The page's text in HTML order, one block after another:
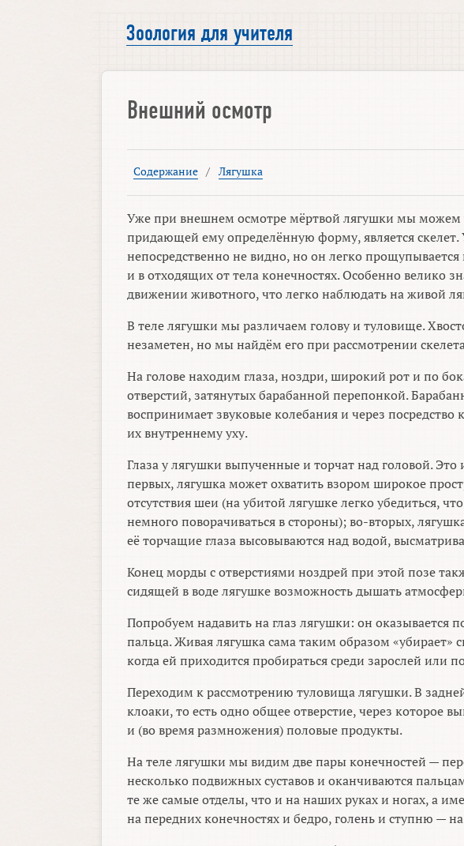
Зоология для учителя
Внешний осмотр
Содержание / Лягушка
Уже при внешнем осмотре мёртвой лягушки мы можем
придающей ему определённую форму, является
непосредственно не видно, но он легко прощупывается
и в отходящих от тела конечностях. Особенно велико
движении животного, что легко наблюдать на живой
В теле лягушки мы различаем голову и туловище.
незаметен, но мы найдём его при рассмотрении
На голове находим глаза, ноздри, широкий рот и по
отверстий, затянутых барабанной перепонкой.
воспринимает звуковые колебания и через
их внутреннему уху.
Глаза у лягушки выпученные и торчат над головой.
первых, лягушка может охватить взором широкое
отсутствия шеи (на убитой лягушке легко убедиться,
немного поворачиваться в стороны); во-вторых,
её торчащие глаза высовываются над водой,
Конец морды с отверстиями ноздрей при этой позе
сидящей в воде лягушке возможность дышать
Попробуем надавить на глаз лягушки: он оказывается
пальца. Живая лягушка сама таким образом «убирает»
когда ей приходится пробираться среди зарослей или
Переходим к рассмотрению туловища лягушки. В
клоаки, то есть одно общее отверстие, через которое
и (во время размножения) половые продукты.
На теле лягушки мы видим две пары конечностей —
несколько подвижных суставов и оканчиваются
те же самые отделы, что и на наших руках и ногах, а
на передних конечностях и бедро, голень и ступню —